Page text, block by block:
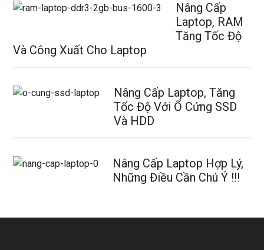
Nâng Cấp
Laptop, RAM
Tăng Tốc Độ
Và Công Xuất Cho Laptop
Nâng Cấp Laptop, Tăng
Tốc Độ Với Ổ Cứng SSD
Và HDD
Nâng Cấp Laptop Hợp Lý,
Những Điều Cần Chú Ý !!!